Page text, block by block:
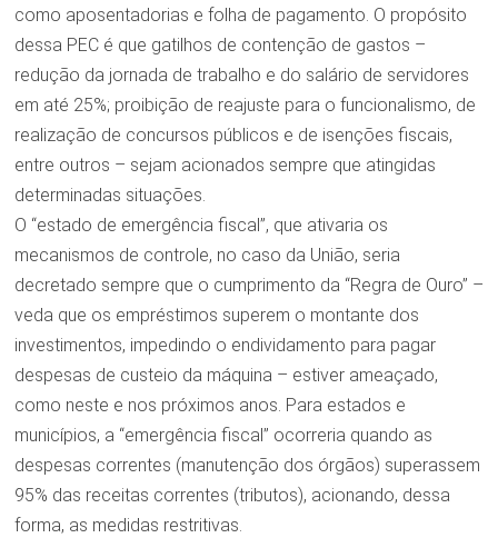
como aposentadorias e folha de pagamento. O propósito
dessa PEC é que gatilhos de contenção de gastos –
redução da jornada de trabalho e do salário de servidores
em até 25%; proibição de reajuste para o funcionalismo, de
realização de concursos públicos e de isenções fiscais,
entre outros – sejam acionados sempre que atingidas
determinadas situações.
O “estado de emergência fiscal”, que ativaria os
mecanismos de controle, no caso da União, seria
decretado sempre que o cumprimento da “Regra de Ouro” –
veda que os empréstimos superem o montante dos
investimentos, impedindo o endividamento para pagar
despesas de custeio da máquina – estiver ameaçado,
como neste e nos próximos anos. Para estados e
municípios, a “emergência fiscal” ocorreria quando as
despesas correntes (manutenção dos órgãos) superassem
95% das receitas correntes (tributos), acionando, dessa
forma, as medidas restritivas.